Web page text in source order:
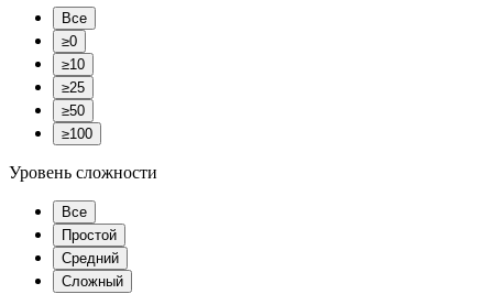
Все
≥0
≥10
≥25
≥50
≥100
Уровень сложности
Все
Простой
Средний
Сложный